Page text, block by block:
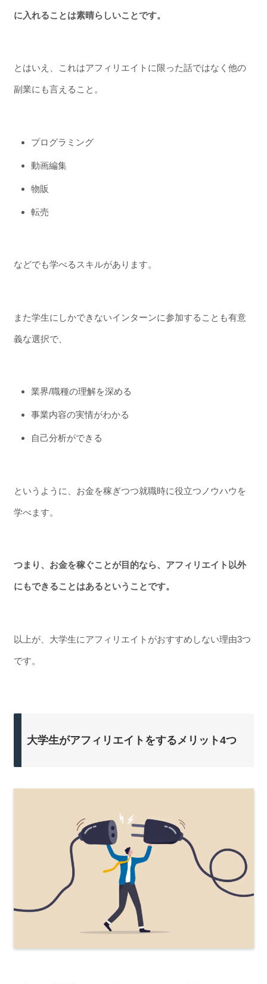
に入れることは素晴らしいことです。
とはいえ、これはアフィリエイトに限った話ではなく他の
副業にも言えること。
プログラミング
動画編集
物販
転売
などでも学べるスキルがあります。
また学生にしかできないインターンに参加することも有意
義な選択で、
業界/職種の理解を深める
事業内容の実情がわかる
自己分析ができる
というように、お金を稼ぎつつ就職時に役立つノウハウを
学べます。
つまり、お金を稼ぐことが目的なら、アフィリエイト以外
にもできることはあるということです。
以上が、大学生にアフィリエイトがおすすめしない理由3つ
です。
大学生がアフィリエイトをするメリット4つ